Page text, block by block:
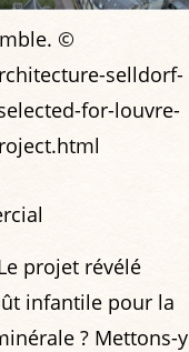
©
selldorf-
for-louvre-
projet révélé
infantile pour la
? Mettons-y